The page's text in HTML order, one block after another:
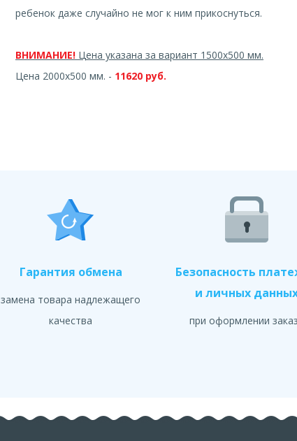
ребенок даже случайно не мог к ним прикоснуться.
ВНИМАНИЕ! Цена указана за вариант 1500х500 мм.
Цена 2000х500 мм. - 11620 руб.
Гарантия обмена
замена товара надлежащего
качества
Безопасность
и личных
при оформлении